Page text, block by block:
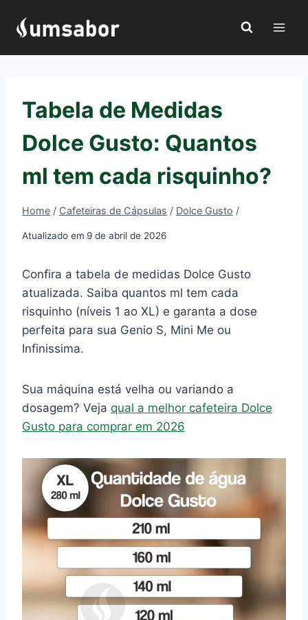
para
Tabela de Medidas
Dolce Gusto: Quantos
ml tem cada risquinho?
Home / Cafeteiras de Cápsulas / Dolce Gusto /
Atualizado em 9 de abril de 2026
Confira a tabela de medidas Dolce Gusto
atualizada. Saiba quantos ml tem cada
risquinho (níveis 1 ao XL) e garanta a dose
perfeita para sua Genio S, Mini Me ou
Infinissima.
Sua máquina está velha ou variando a
dosagem? Veja qual a melhor cafeteira Dolce
Gusto para comprar em 2026